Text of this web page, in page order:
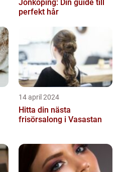
Jönköping: Din guide till
perfekt hår
14 april 2024
Hitta din nästa
frisörsalong i Vasastan